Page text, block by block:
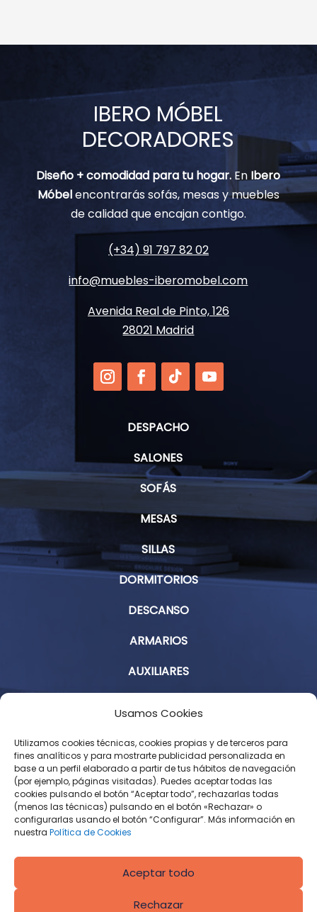
Usamos Cookies
Utilizamos cookies técnicas, cookies propias y de terceros para
fines analíticos y para mostrarte publicidad personalizada en
base a un perfil elaborado a partir de tus hábitos de navegación
(por ejemplo, páginas visitadas). Puedes aceptar todas las
cookies pulsando el botón “Aceptar todo”, rechazarlas todas
(menos las técnicas) pulsando en el botón «Rechazar» o
configurarlas usando el botón “Configurar”. Más información en
nuestra Política de Cookies
Aceptar todo
Rechazar
IBERO MÓBEL
DECORADORES
Diseño + comodidad para tu hogar. EnIbero
Móbelencontrarás sofás, mesas y muebles
de calidad que encajan contigo.
(+34) 91 797 82 02
info@muebles-iberomobel.com
Avenida Real de Pinto, 126
28021 Madrid
DESPACHO
SALONES
SOFÁS
MESAS
SILLAS
DORMITORIOS
DESCANSO
ARMARIOS
AUXILIARES
Aviso Legal
Política de Privacidad
Condiciones Generales de Contratación
Política de Cookies
Derecho de desistimiento